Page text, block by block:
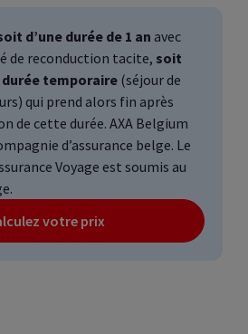
d’une durée de 1 an avec
de reconduction tacite, soit
durée temporaire(séjour de
qui prend alors fin après
de cette durée. AXA Belgium
d’assurance belge. Le
Voyage est soumis au
votre prix